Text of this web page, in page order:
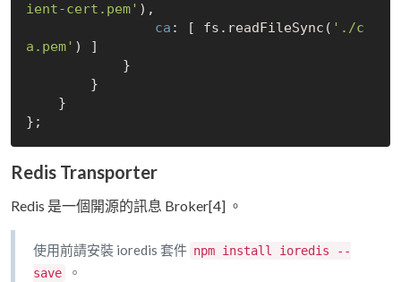
ient-cert.pem' ),
ca : [ fs.readFileSync( './c
a.pem' ) ]
Redis Transporter
Redis 是一個開源的訊息 Broker[4] 。
使用前請安裝 ioredis 套件 npm install ioredis --
save
。